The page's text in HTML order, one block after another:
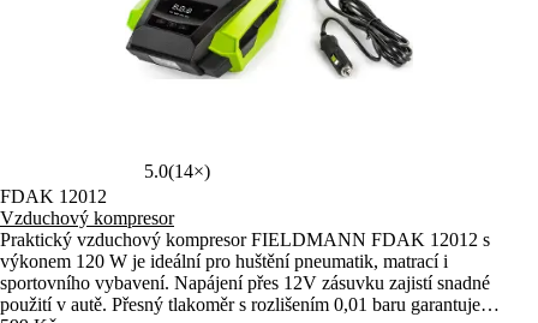
5.0(14×)
FDAK 12012
Vzduchový kompresor
Praktický vzduchový kompresor FIELDMANN FDAK 12012 s
výkonem 120 W je ideální pro huštění pneumatik, matrací i
sportovního vybavení. Napájení přes 12V zásuvku zajistí snadné
použití v autě. Přesný tlakoměr s rozlišením 0,01 baru garantuje